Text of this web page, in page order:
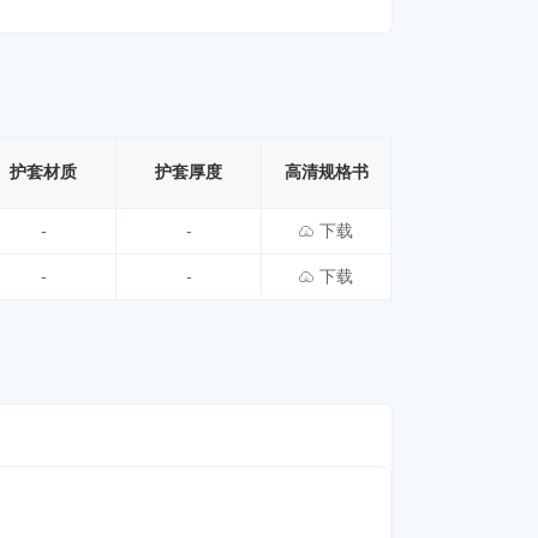
护套材质 护套厚度 高清规格书
- - 下载
- - 下载